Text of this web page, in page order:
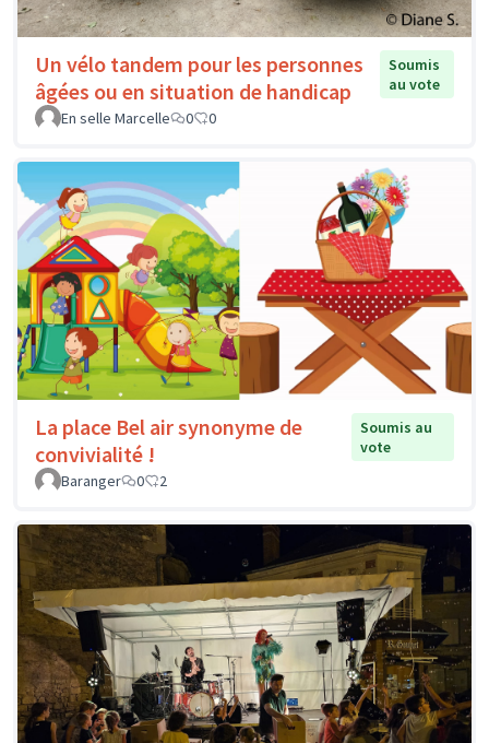
Un vélo tandem pour les personnes
âgées ou en situation de handicap
Soumis
au vote
En selle Marcelle
0 0
La place Bel air synonyme de
convivialité !
Soumis au
vote
Baranger
0 2